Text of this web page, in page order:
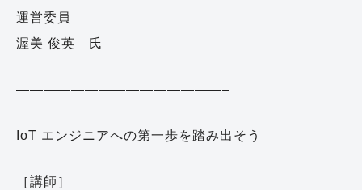
運営委員
渥美 俊英 氏
———————————————–
IoT エンジニアへの第一歩を踏み出そう
［講師］